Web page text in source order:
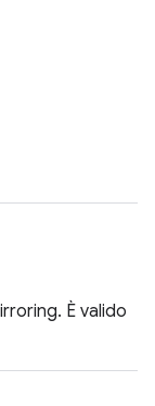
È valido